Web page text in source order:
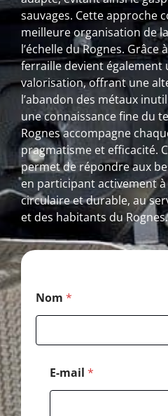
sauvages. Cette approche
meilleure organisation de
l’échelle du Rognes.
ferraille devient
valorisation, offrant une
l’abandon des métaux
une connaissance fine du
Rognes accompagne
pragmatisme et efficacité.
permet de répondre aux
en participant activement
circulaire et durable, au
et des habitants du Rognes.
Nom *
E-mail *